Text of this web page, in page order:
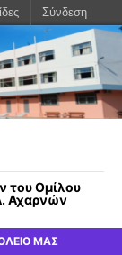
Ομίλου
Αχαρνών
ΜΑΣ
Σύνδεση